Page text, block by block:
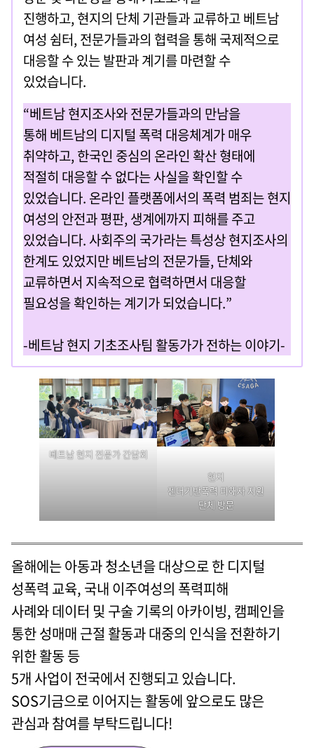
진행하고, 현지의 단체 기관들과 교류하고 베트남
여성 쉼터, 전문가들과의 협력을 통해 국제적으로
대응할 수 있는 발판과 계기를 마련할 수
있었습니다.
“베트남 현지조사와 전문가들과의 만남을
통해 베트남의 디지털 폭력 대응체계가 매우
취약하고, 한국인 중심의 온라인 확산 형태에
적절히 대응할 수 없다는 사실을 확인할 수
있었습니다. 온라인 플랫폼에서의 폭력 범죄는 현지
여성의 안전과 평판, 생계에까지 피해를 주고
있었습니다. 사회주의 국가라는 특성상 현지조사의
한계도 있었지만 베트남의 전문가들, 단체와
교류하면서 지속적으로 협력하면서 대응할
필요성을 확인하는 계기가 되었습니다.”
-베트남 현지 기초조사팀 활동가가 전하는 이야기-
베트남 현지 전문가 간담회
현지
젠더기반폭력 피해자 지원
단체 방문
올해에는 아동과 청소년을 대상으로 한 디지털
성폭력 교육, 국내 이주여성의 폭력피해
사례와 데이터 및 구술 기록의 아카이빙, 캠페인을
통한 성매매 근절 활동과 대중의 인식을 전환하기
위한 활동 등
5개 사업이 전국에서 진행되고 있습니다.
SOS기금으로 이어지는 활동에 앞으로도 많은
관심과 참여를 부탁드립니다!